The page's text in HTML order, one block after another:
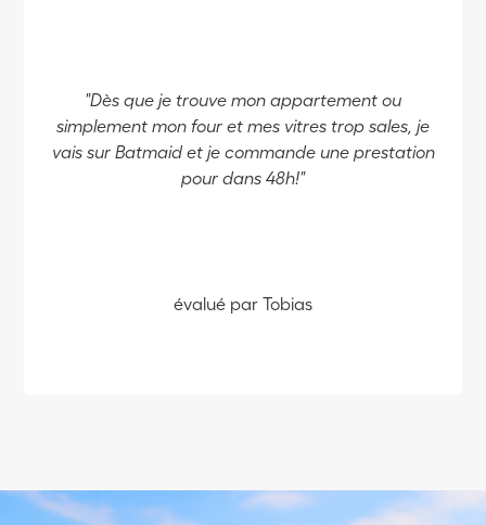
"Dès que je trouve mon appartement ou
simplement mon four et mes vitres trop sales, je
vais sur Batmaid et je commande une prestation
pour dans 48h!"
évalué par Tobias